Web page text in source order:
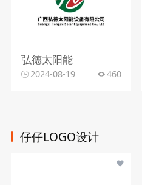
弘德太阳能
2024-08-19 460
仔仔LOGO设计